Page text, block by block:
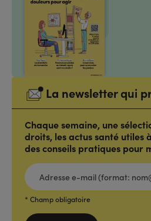
La newsletter qui
Chaque semaine, une
droits, les actus santé utiles
des conseils pratiques pour
ADRESSE
E-
MAIL
(FORMAT:
NOM@DOMAINE.COM)*
* Champ obligatoire